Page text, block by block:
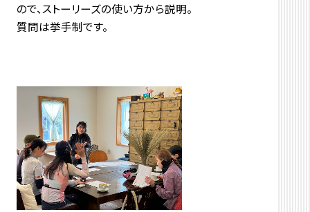
ので、ストーリーズの使い方から説明。
質問は挙手制です。